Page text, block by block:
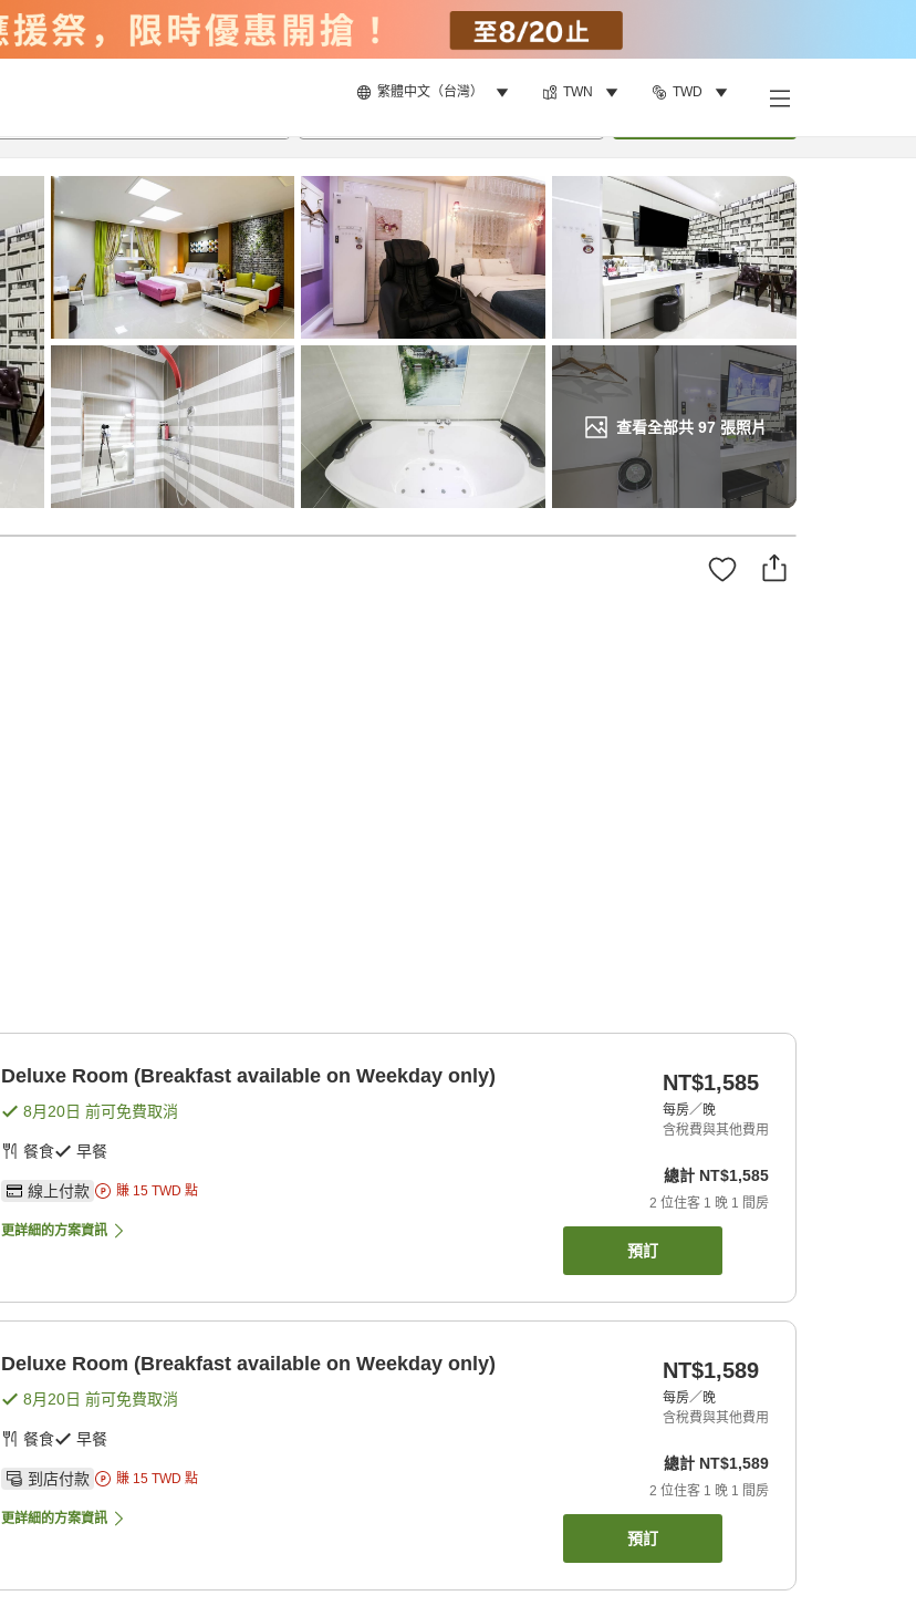
繁體中文（台灣） TWN TWD
查看全部共 97張照片
Deluxe Room (Breakfast available on Weekday only)
8月20日 前可免費取消
餐食 早餐
線上付款 賺 15 TWD 點
更詳細的方案資訊
NT$1,585
每房／晚
含稅費與其他費用
總計 NT$1,585
2 位住客 1 晚 1 間房
預訂
Deluxe Room (Breakfast available on Weekday only)
8月20日 前可免費取消
餐食 早餐
到店付款 賺 15 TWD 點
更詳細的方案資訊
NT$1,589
每房／晚
含稅費與其他費用
總計 NT$1,589
2 位住客 1 晚 1 間房
預訂